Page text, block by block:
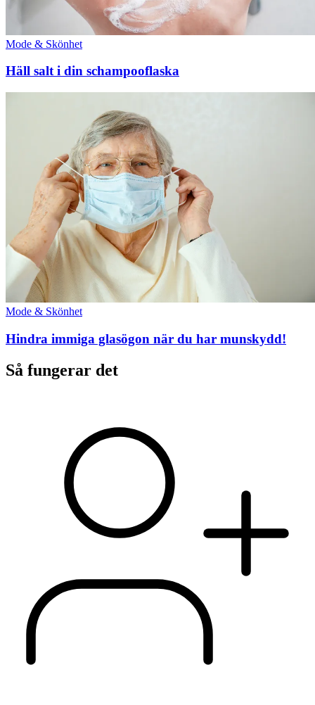
Mode & Skönhet
Häll salt i din schampooflaska
Mode & Skönhet
Hindra immiga glasögon när du har munskydd!
Så fungerar det